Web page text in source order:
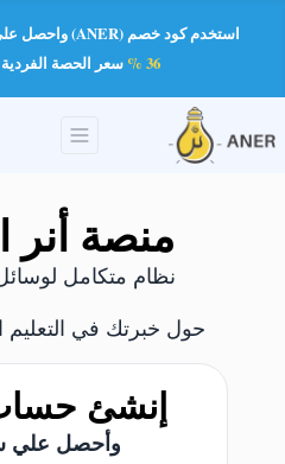
استخدم كود خصم (ANER) واحصل على خصم على الدروس الخصوصية
36 %
سعر الحصة الفردية
منصة أنر
نظام متكامل
حول خبرتك في التعليم
إنشئ
وأحصل علي